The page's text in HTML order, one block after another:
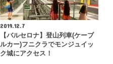
2019.12.7
【バルセロナ】登山列車(ケーブ
ルカー)フニクラでモンジュイッ
ク城にアクセス！